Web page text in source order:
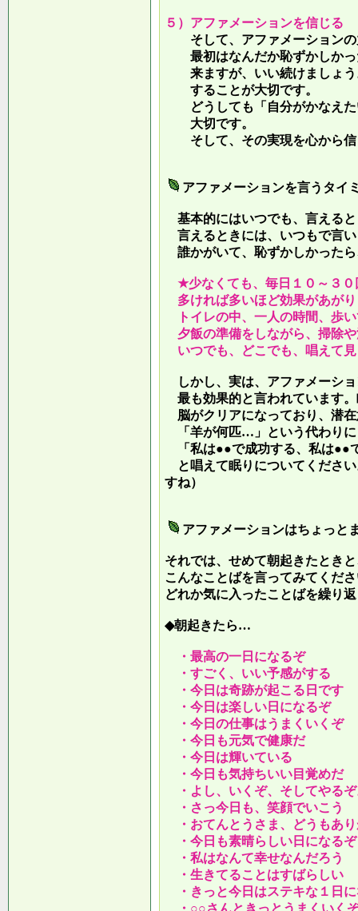
５）アファメーションを信じる
そして、アファメーションの
最初はなんだか恥ずかしかっ
来ますが、いい続けましょう
することが大切です。
どうしても「自分がかなえた
大切です。
そして、その実現を心から信
アファメーションを言うタイ
基本的にはいつでも、言える
言えるときには、いつもで言
誰かがいて、恥ずかしかった
★少なくても、毎日１０～３０
多ければ多いほど効果があが
トイレの中、一人の時間、歩
夕飯の準備をしながら、掃除
いつでも、どこでも、唱えて
しかし、実は、アファメーシ
最も効果的と言われています
脳がクリアになっており、潜
「羊が何匹…」という代わりに
「私は●●で成功する、私は●●
と唱えて眠りについてくださ
すね）
アファメーションはちょっと
それでは、せめて朝起きたとき
こんなことばを言ってみてくだ
どれか気に入ったことばを繰り
◆朝起きたら…
・最高の一日になるぞ
・すごく、いい予感がする
・今日は奇跡が起こる日です
・今日は楽しい日になるぞ
・今日の仕事はうまくいくぞ
・今日も元気で健康だ
・今日は輝いている
・今日も気持ちいい目覚めだ
・よし、いくぞ、そしてやる
・さっ今日も、笑顔でいこう
・おてんとうさま、どうもあ
・今日も素晴らしい日になるぞ
・私はなんて幸せなんだろう
・生きてることはすばらしい
・きっと今日はステキな１日
・○○さんときっとうまくいく